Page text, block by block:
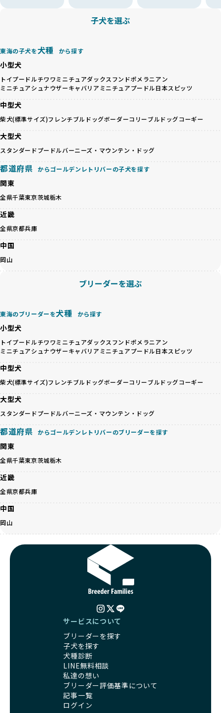
ことを徹底しています。
BreederFamiliesでは、以下の6項目を必須条件とし、これら
基づいた責任あるブリーディングを確保しています。
さらに、健康管理、社会性の育成、遺伝子検査、食事や運動
の質など、ワンちゃんの心身に配慮した飼育環境が整ってい
るかを評価する12項目の総合基準を設けています。これによ
り、より高い基準をクリアしたブリーダーだけを厳選してい
ます。
良ブリーダーのみが登録されています。
BreederFamiliesでは、法令に準拠するだけでなく、ワンち
のみを厳選しています。これにより、ユーザーの皆さんに安
心して選べる選択肢を提供しています。
「BreederFamilesのワンちゃんに優しい18の評価基準」は
こちら
接のヒアリング、現地確認を通じて厳しく評価しています。
このプロセスにより、育成環境や健康管理だけでなく、ブリ
さらに、こうした評価結果は透明性を持って公開されている
ため、どのブリーダーを選んでも安心して子犬をお迎えいた
徹底した透明性こそが、BreederFamiliesの大きな特徴で
BreederFamiliesは、ペット業界が抱える命の大量生産・大
量販売、負担の大きい流通構造、劣悪な飼育環境といった課
題に真摯に向き合っています。優良ブリーダーとの直接取引
を促進することで、無駄な命の消費を減らし、命を大切にす
る社会の実現を目指しています。
人へ寄付しています。多くのペット販売業者が、動物福祉へ
の取り組みが不十分であることを理由に寄付を断られる中、
ます。この活動により、保護が必要なワンちゃんの救済や保
護活動の支援にも貢献しています。
でなく、すべてのワンちゃんに優しい未来を創るための大き
な一歩です。ユーザーの皆さんがBreederFamiliesを通じて
子犬をお迎えすることで、こうした社会貢献活動を間接的に
支えることができます。
BreederFamiliesに登録されているブリーダーは、子犬が心
身ともに健康に育つための環境づくりに全力を注いでいま
す。
考えられた食事、子犬がのびのびと動ける適度な運動環境、
その結果、BreederFamiliesを通じてお迎えする子犬は、元
気で健康なスタートを切れることが大きな魅力です。
子犬の社会性は、家庭でのしつけをスムーズにする重要なポ
イントです。BreederFamiliesのブリーダーは、母犬や兄弟
犬、人との触れ合いの時間をしっかり確保し、子犬が自然に
家庭に迎えたその日から、すでに社会性の基盤ができている
ため、新しい環境にもスムーズに適応できます。
これにより、飼い主さんにとっても安心してスタートできる
BreederFamiliesのブリーダーは、犬種に関する豊富な知識
と経験を持っています。そのため、子犬を迎えた後の健康管
理やしつけ、生活スタイルに合わせた育て方について、丁寧
なアドバイスを受けられます。「この犬種ならではの特徴
は？」「食事はどうしたらいい？」など、疑問や悩みがあれ
すが、無計画な交配には健康リスクが伴います。異なる犬種
の特徴を持つことで予測しにくい健康問題が発生する可能性
が高く、診断や治療も複雑化する場合があります。また、ミ
待する理想と現実が大きく異なることも少なくありません。
健康と性格を次世代に引き継ぐために、ミックス犬の繁殖を
避けます。無計画な交配がもたらすリスクを理解し、飼い主
への十分な説明とアフターフォローを確保できる範囲での繁
殖を徹底しているのです。
一方、営利優先ブリーダーは流行や需要に応じて安易にミッ
クス犬を繁殖し、健康管理や飼い主への配慮が不十分なこと
が多く見受けられます。場合によっては、チワワ×ハスキー
等体格の異なるリスクの高い交配を行うこともあります。
「ミックス犬を繁殖しない」の詳細はこちら
ペットショップやペットオークションは、流通過程でワンち
ゃんが長時間の輸送を強いられたり、狭いケージに閉じ込め
られるなど、心身に大きな負担がかかります。このような環
境は、ストレスや感染リスクを増大させるだけでなく、ワン
ちゃんの社会性や基本的なしつけにも悪影響を与える可能性
があります。
優良ブリーダーは、ワンちゃんの健康と幸せを第一に考え、
ペットショップやオークションを介さずに直接飼い主に渡す
認し、ワンちゃんが安心して暮らせる環境を整えるために直
一方で、営利優先ブリーダーは、広範囲に販売するためにペ
を軽視しがちです。
「ペットショップ等を使わない」の詳細はこちら
近年、「小さくて可愛い」「珍しい毛色」という見た目の特
徴が人気を集め、高値で取引されることが多くなっていま
くありません。極小サイズは骨や心臓に負担がかかりやす
く、レアカラーには遺伝疾患のリスクが高まることがありま
営利優先ブリーダーは、このような流行や需要に応じて無理
な繁殖を行いがちです。小柄な母犬を繁殖に多用して体に負
ど、健康を犠牲にした管理がされることもあります。このよ
うな方法では、ワンちゃんの免疫力や体力が低下し、飼い主
にとっても将来的な医療費やケアの負担が増える恐れがあり
ます。
優良ブリーダーは、こうした流行に流されず、ワンちゃんの
健康を最優先に考えています。特に小さいワンちゃんやレア
カラーの子犬を販売する場合は、健康リスクを十分に理解
し、飼い主にそのリスクについて丁寧に説明しています。食
事管理もしっかり行い、成長に必要な栄養を確保するなど、
ワンちゃんの健康を第一にした繁殖を心がけています。
「見た目以上に健康重視」の詳細はこちら
引退犬とは、繁殖期を終えたワンちゃんたちのことを指しま
優良ブリーダーは、引退犬も家族の一員として、彼らの幸せ
を願っています。よって、引退後も自宅で飼育を続けるか、
一方、営利優先ブリーダーは引退犬を「コスト」として考
団体に引き渡されることもあり、ワンちゃんの生活が不安定
になる可能性が高まります。
引退犬に対する扱いがどうなっているかも、優良ブリーダー
を見分けるポイントとなります。
「引退犬も大切に」の詳細はこちら
社会化とは、ワンちゃんが人間や他の犬、日常の環境にスム
子犬を選ぶ
東海の子犬を犬種 から探す
小型犬
トイプードルチワワミニチュアダックスフンドポメラニアン
ミニチュアシュナウザーキャバリア ミニチュアプードル日本スピッツ
中型犬
柴犬(標準サイズ)フレンチブルドッグボーダーコリーブルドッグコーギー
大型犬
スタンダードプードルバーニーズ・マウンテン・ドッグ
都道府県 からゴールデンレトリバーの子犬を探す
関東
全県千葉東京茨城栃木
近畿
全県京都兵庫
中国
岡山
ブリーダーを選ぶ
東海のブリーダーを犬種 から探す
小型犬
トイプードルチワワミニチュアダックスフンドポメラニアン
ミニチュアシュナウザーキャバリア ミニチュアプードル日本スピッツ
中型犬
柴犬(標準サイズ)フレンチブルドッグボーダーコリーブルドッグコーギー
大型犬
スタンダードプードルバーニーズ・マウンテン・ドッグ
都道府県 からゴールデンレトリバーのブリーダーを探す
関東
全県千葉東京茨城栃木
近畿
全県京都兵庫
中国
岡山
サービスについて
ブリーダーを探す
子犬を探す
犬種診断
LINE無料相談
私達の想い
ブリーダー評価基準について
記事一覧
ログイン